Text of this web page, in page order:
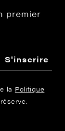
premier
S'inscrire
la Politique